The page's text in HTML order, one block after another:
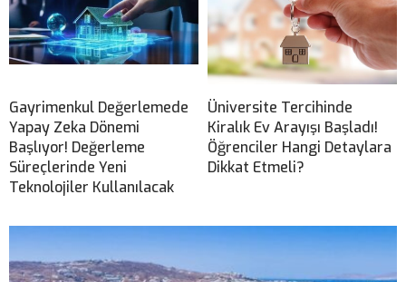
Gayrimenkul Değerlemede
Yapay Zeka Dönemi
Başlıyor! Değerleme
Süreçlerinde Yeni
Teknolojiler Kullanılacak
Üniversite Tercihinde
Kiralık Ev Arayışı Başladı!
Öğrenciler Hangi Detaylara
Dikkat Etmeli?